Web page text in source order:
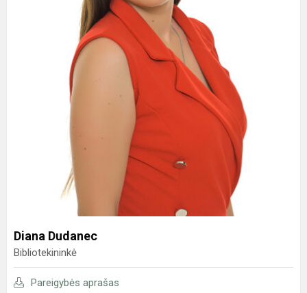
Diana Dudanec
Bibliotekininkė
Pareigybės aprašas